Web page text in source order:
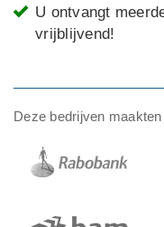
U ontvangt
vrijblijvend!
Deze bedrijven